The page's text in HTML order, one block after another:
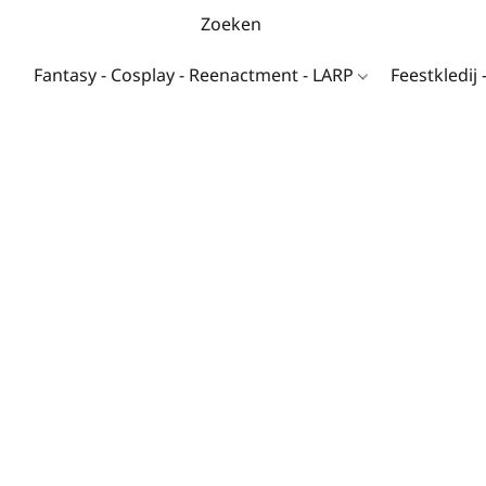
Fantasy - Cosplay - Reenactment - LARP Feestkledij